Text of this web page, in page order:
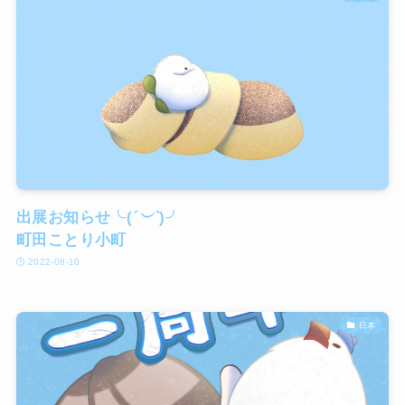
出展お知らせ╰(´︶`)╯
町田ことり小町
2022-08-10
日本